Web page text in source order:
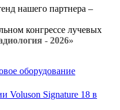
нашего партнера –
конгрессе лучевых
- 2026»
оборудование